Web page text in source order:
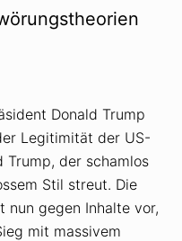
Donald Trump
Legitimität der US-
Trump, der schamlos
Stil streut. Die
nun gegen Inhalte vor,
mit massivem